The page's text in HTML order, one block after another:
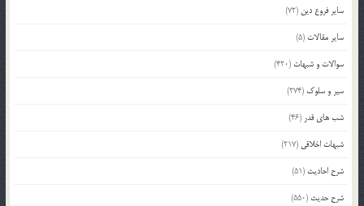
سایر فروع دین (72)
سایر مقالات (5)
سوالات و شبهات (420)
سیر و سلوک (274)
شب های قدر (46)
شبهات اخلاقی (217)
شرح احادیث (51)
شرح حدیث (550)